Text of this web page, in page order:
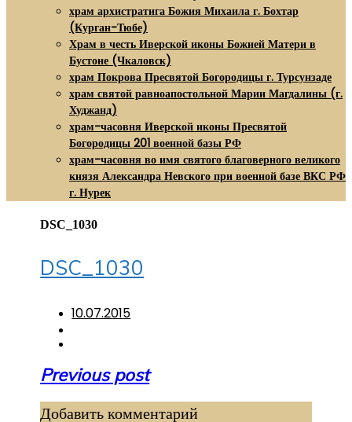
храм архистратига Божия Михаила г. Бохтар
(Курган-Тюбе)
Храм в честь Иверской иконы Божией Матери в
Бустоне (Чкаловск)
храм Покрова Пресвятой Богородицы г. Турсунзаде
храм святой равноапостольной Марии Магдалины (г.
Худжанд)
храм-часовня Иверской иконы Пресвятой
Богородицы 201 военной базы РФ
храм-часовня во имя святого благоверного великого
князя Александра Невского при военной базе ВКС РФ
г. Нурек
DSC_1030
DSC_1030
10.07.2015
Навигация
записям
Previous post
Добавить комментарий